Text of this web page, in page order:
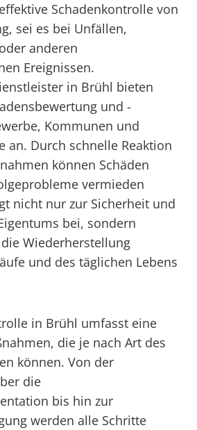
Schadenkontrolle von
sei es bei Unfällen,
anderen
Ereignissen.
in Brühl bieten
und -
Kommunen und
an. Durch schnelle Reaktion
können Schäden
vermieden
nicht nur zur Sicherheit und
bei, sondern
Wiederherstellung
und des täglichen Lebens
in Brühl umfasst eine
die je nach Art des
können. Von der
die
bis hin zur
werden alle Schritte